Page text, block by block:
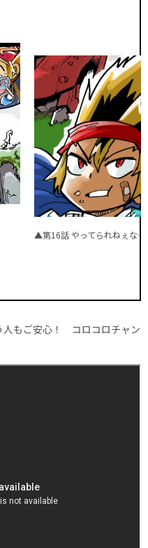
▲第16話 やってられねぇな
人もご安心！ コロコロチャン